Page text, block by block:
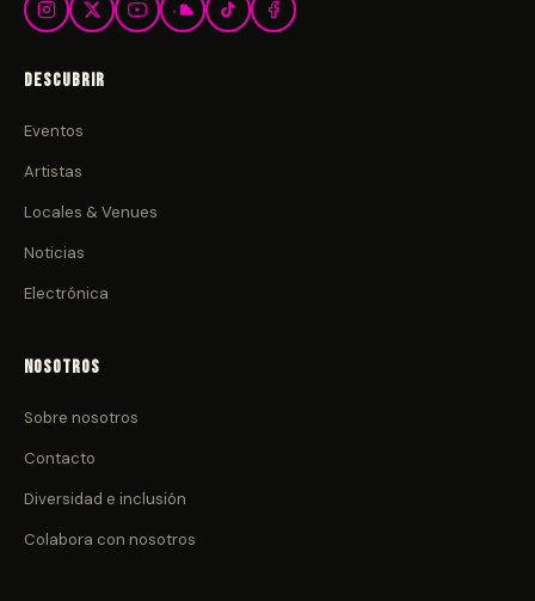
Descubrir
Eventos
Artistas
Locales & Venues
Noticias
Electrónica
Nosotros
Sobre nosotros
Contacto
Diversidad e inclusión
Colabora con nosotros